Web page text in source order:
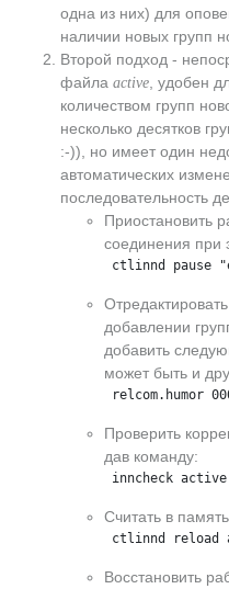
одна из них) для
наличии новых групп
Второй подход -
файла active , удобен
количеством групп
несколько десятков
:-)), но имеет один
автоматических
последовательность
Приостановить
соединения при
ctlinnd pause
добавлении
добавить
может быть и
relcom.humor
Проверить
дав команду:
inncheck active
Считать в
ctlinnd reload
Восстановить